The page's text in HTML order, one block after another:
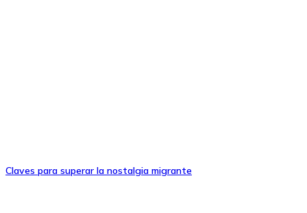
Claves para superar la nostalgia migrante